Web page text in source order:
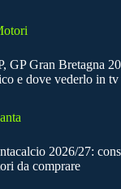
GP Gran Bretagna
e dove vederlo in tv
2026/27:
da comprare